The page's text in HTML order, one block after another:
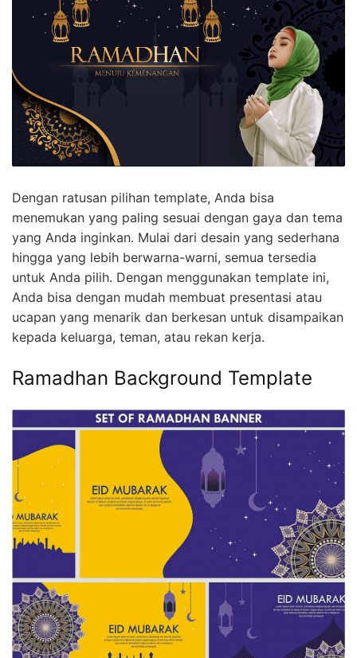
Dengan ratusan pilihan template, Anda bisa
menemukan yang paling sesuai dengan gaya dan tema
yang Anda inginkan. Mulai dari desain yang sederhana
hingga yang lebih berwarna-warni, semua tersedia
untuk Anda pilih. Dengan menggunakan template ini,
Anda bisa dengan mudah membuat presentasi atau
ucapan yang menarik dan berkesan untuk disampaikan
kepada keluarga, teman, atau rekan kerja.
Ramadhan Background Template